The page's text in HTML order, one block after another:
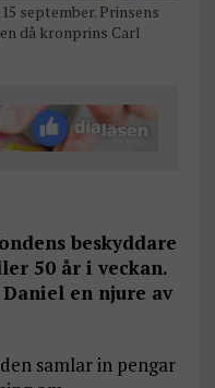
september. Prinsens
då kronprins Carl
beskyddare
50 år i veckan.
en njure av
samlar in pengar